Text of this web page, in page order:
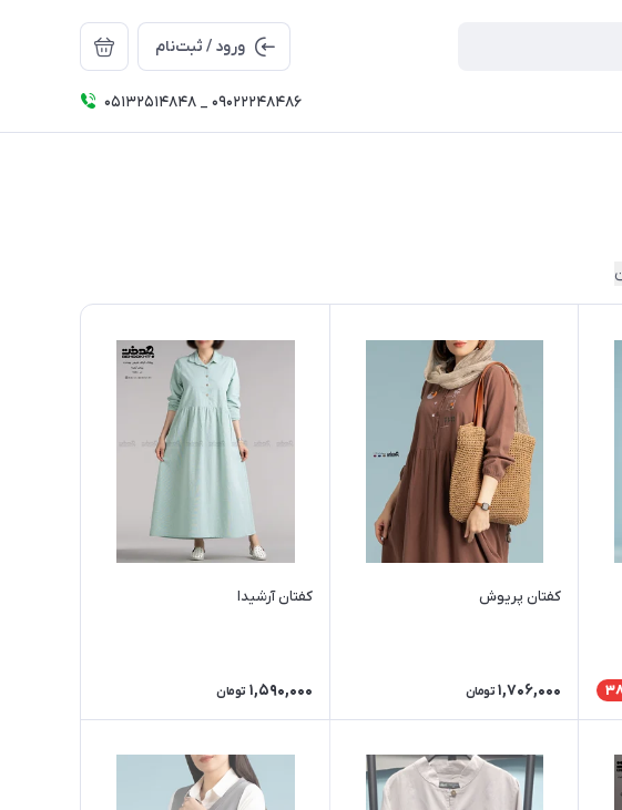
ورود / ثبت‌نام
05132514848 _ 09022248486
کفتان پریوش
1,706,000 تومان
کفتان آرشیدا
1,590,000 تومان